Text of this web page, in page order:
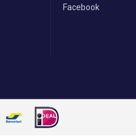
Facebook